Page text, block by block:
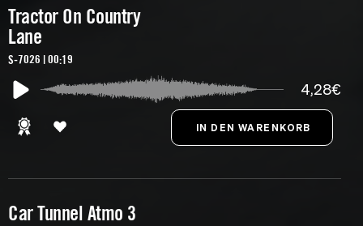
Tractor On Country
Lane
S-7026 | 00:19
4,28€
Car Tunnel Atmo 3